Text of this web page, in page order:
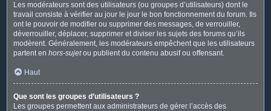
Les modérateurs sont des utilisateurs (ou groupes d’utilisateurs) dont le
travail consiste à vérifier au jour le jour le bon fonctionnement du forum. Ils
ont le pouvoir de modifier ou supprimer des messages, de verrouiller,
déverrouiller, déplacer, supprimer et diviser les sujets des forums qu’ils
modèrent. Généralement, les modérateurs empêchent que les utilisateurs
partent en hors-sujetou publient du contenu abusif ou offensant.
Haut
Que sont les groupes d’utilisateurs ?
Les groupes permettent aux administrateurs de gérer l’accès des